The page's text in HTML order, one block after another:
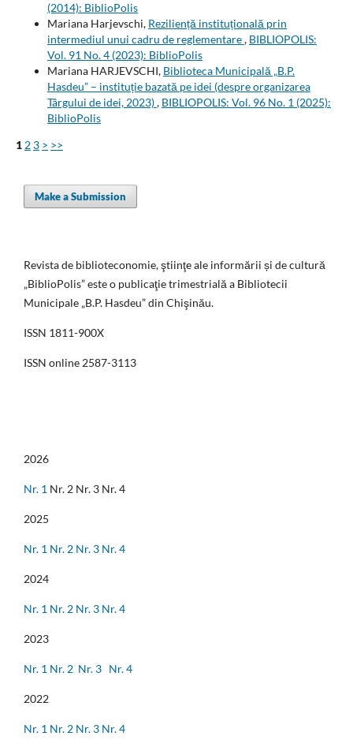
(2014): BiblioPolis
Mariana Harjevschi, Reziliență instituțională prin
intermediul unui cadru de reglementare, BIBLIOPOLIS:
Vol. 91 No. 4 (2023): BiblioPolis
Mariana HARJEVSCHI, Biblioteca Municipală „B.P.
Hasdeu” – instituție bazată pe idei (despre organizarea
Târgului de idei, 2023), BIBLIOPOLIS: Vol. 96 No. 1 (2025):
BiblioPolis
1 2 3 > >>
Make a Submission
Revista de biblioteconomie, ştiinţe ale informării și de cultură
„BiblioPolis” este o publicaţie trimestrială a Bibliotecii
Municipale „B.P. Hasdeu” din Chişinău.
ISSN 1811-900X
ISSN online 2587-3113
2026
Nr. 1 Nr. 2 Nr. 3 Nr. 4
2025
Nr. 1 Nr. 2 Nr. 3 Nr. 4
2024
Nr. 1 Nr. 2 Nr. 3 Nr. 4
2023
Nr. 1 Nr. 2 Nr. 3 Nr. 4
2022
Nr. 1 Nr. 2 Nr. 3 Nr. 4